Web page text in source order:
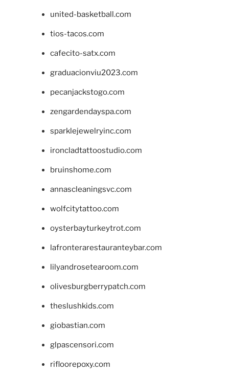
united-basketball.com
tios-tacos.com
cafecito-satx.com
graduacionviu2023.com
pecanjackstogo.com
zengardendayspa.com
sparklejewelryinc.com
ironcladtattoostudio.com
bruinshome.com
annascleaningsvc.com
wolfcitytattoo.com
oysterbayturkeytrot.com
lafronterarestauranteybar.com
lilyandrosetearoom.com
olivesburgberrypatch.com
theslushkids.com
giobastian.com
glpascensori.com
rifloorepoxy.com